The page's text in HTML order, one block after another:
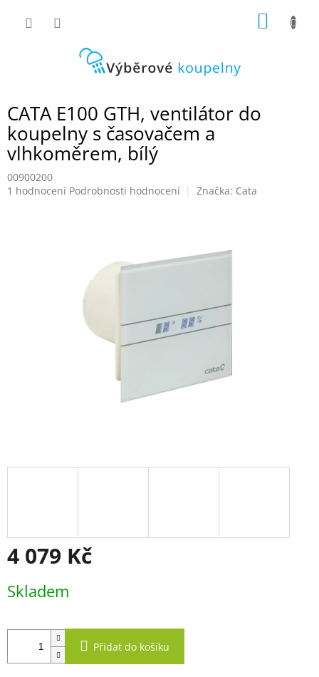
CATA E100 GTH, ventilátor do
koupelny s časovačem a
vlhkoměrem, bílý
00900200
Průměrné
1 hodnocení Podrobnosti hodnocení Značka: Cata
4 079 Kč
cena:
Skladem
Přidat do košíku